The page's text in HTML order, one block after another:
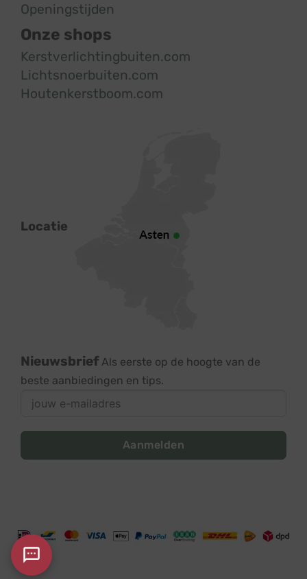
Openingstijden
Onze shops
Kerstverlichtingbuiten.com
Lichtsnoerbuiten.com
Houtenkerstboom.com
Locatie
Nieuwsbrief Als eerste op de hoogte van de
beste aanbiedingen en tips.
Aanmelden